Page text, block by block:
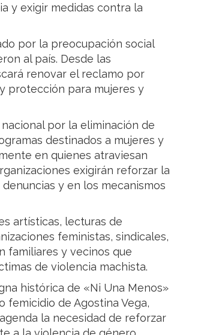
y exigir medidas contra la
por la preocupación social
al país. Desde las
renovar el reclamo por
protección para mujeres y
por la eliminación de
destinados a mujeres y
en quienes atraviesan
exigirán reforzar la
y en los mecanismos
artísticas, lecturas de
feministas, sindicales,
familiares y vecinos que
de violencia machista.
histórica de «Ni Una Menos»
femicidio de Agostina Vega,
la necesidad de reforzar